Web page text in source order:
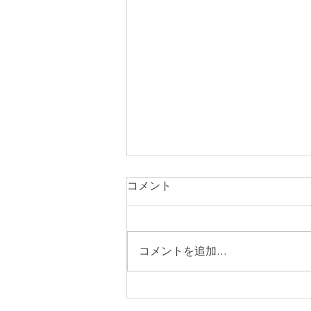
症例242
コメント
コメントを追加…